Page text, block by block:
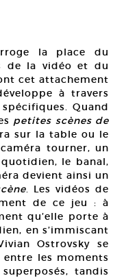
la place du
de la vidéo et du
cet attachement
à travers
Quand
petites scènes de
sur la table ou le
tourner, un
le banal,
devient ainsi un
. Les vidéos de
de ce jeu : à
qu’elle porte à
en s’immiscant
Ostrovsky se
les moments
tandis